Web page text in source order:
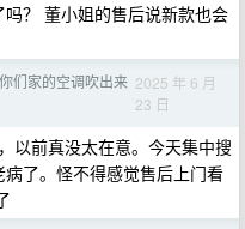
？ 董小姐的售后说新款也会
们家的空调吹出来 2025 年 6 月
23 日
以前真没太在意。今天集中搜
了。怪不得感觉售后上门看